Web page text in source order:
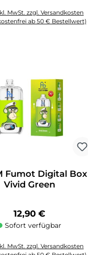
MwSt. zzgl. Versandkosten
ab 50 € Bestellwert)
Fumot Digital Box
Vivid Green
Regulärer Preis:
12,90 €
Sofort verfügbar
MwSt. zzgl. Versandkosten